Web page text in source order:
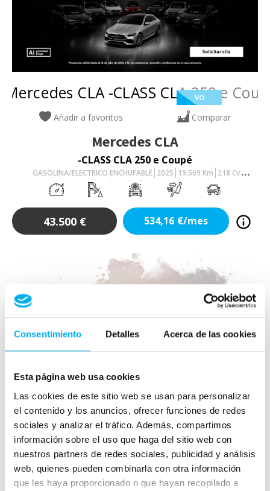
Consentimiento Detalles Acerca de las cookies
Esta página web usa cookies
Las cookies de este sitio web se usan para personalizar
el contenido y los anuncios, ofrecer funciones de redes
sociales y analizar el tráfico. Además, compartimos
información sobre el uso que haga del sitio web con
nuestros partners de redes sociales, publicidad y análisis
web, quienes pueden combinarla con otra información
que les haya proporcionado o que hayan recopilado a
VO
Añadir a favoritos Comparar
Mercedes CLA
-CLASS CLA 250 e Coupé
GASOLINA/ELECTRICO ENCHUFABLE 2025 19.569 Km 218 Cv
AUTOMÁTICO
43.500 € 534,16 €/mes